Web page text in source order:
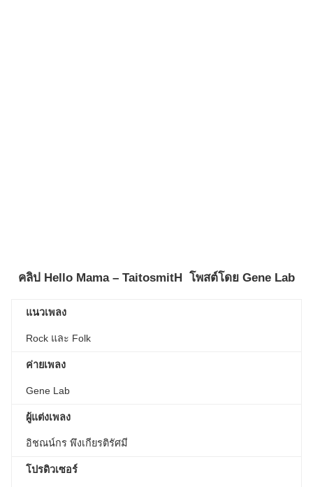
คลิป Hello Mama – TaitosmitH โพสต์โดย Gene Lab
แนวเพลง
Rock และ Folk
ค่ายเพลง
Gene Lab
ผู้แต่งเพลง
อิชณน์กร พึงเกียรติรัศมี
โปรดิวเซอร์